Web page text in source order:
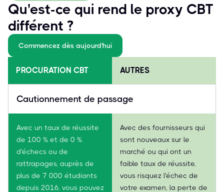
Qu'est-ce qui rend le proxy CBT
différent ?
Commencez dès aujourd'hui
PROCURATION CBT AUTRES
Cautionnement de passage
Avec un taux de réussite
de 100 % et de 0 %
d'échecs ou de
rattrapages, auprès de
plus de 7 000 étudiants
depuis 2016, vous pouvez
Avec des fournisseurs qui
sont nouveaux sur le
marché ou qui ont un
faible taux de réussite,
vous risquez l'échec de
votre examen, la perte de